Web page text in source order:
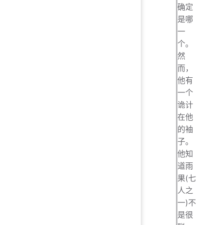
确定
是哪
一
个。
然
而，
他有
一个
诡计
在他
的袖
子。
他知
道雨
果(七
人之
一)不
是很